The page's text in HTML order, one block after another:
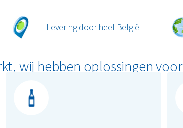
Levering door heel België
wij hebben oplossingen